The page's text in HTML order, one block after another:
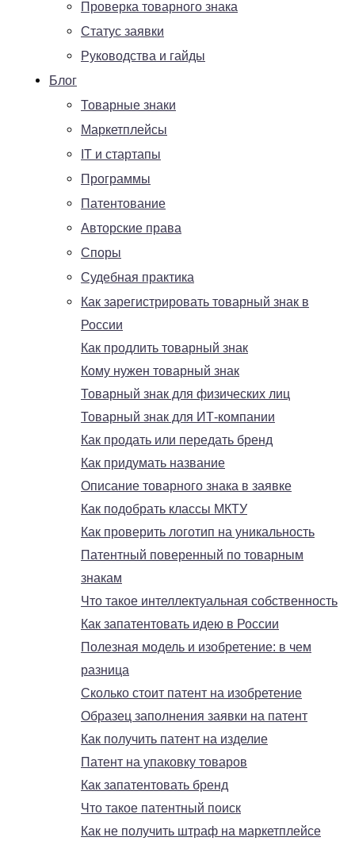
Проверка товарного знака
Статус заявки
Руководства и гайды
Блог
Товарные знаки
Маркетплейсы
IT и стартапы
Программы
Патентование
Авторские права
Споры
Судебная практика
Как зарегистрировать товарный знак в
России
Как продлить товарный знак
Кому нужен товарный знак
Товарный знак для физических лиц
Товарный знак для ИТ-компании
Как продать или передать бренд
Как придумать название
Описание товарного знака в заявке
Как подобрать классы МКТУ
Как проверить логотип на уникальность
Патентный поверенный по товарным
знакам
Что такое интеллектуальная собственность
Как запатентовать идею в России
Полезная модель и изобретение: в чем
разница
Сколько стоит патент на изобретение
Образец заполнения заявки на патент
Как получить патент на изделие
Патент на упаковку товаров
Как запатентовать бренд
Что такое патентный поиск
Как не получить штраф на маркетплейсе